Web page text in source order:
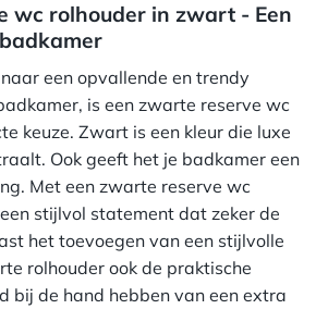
wc rolhouder in zwart - Een
een opvallende en trendy
is een zwarte reserve wc
keuze. Zwart is een kleur die luxe
Ook geeft het je badkamer een
Met een zwarte reserve wc
stijlvol statement dat zeker de
het toevoegen van een stijlvolle
rolhouder ook de praktische
bij de hand hebben van een extra